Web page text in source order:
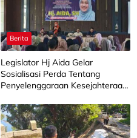
Berita
Legislator Hj Aida Gelar
Sosialisasi Perda Tentang
Penyelenggaraan Kesejahteraan